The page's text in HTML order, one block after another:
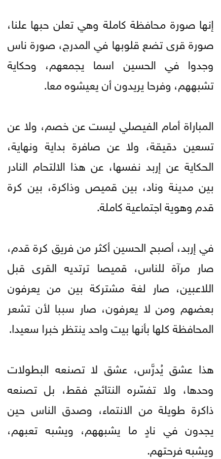
إنها صورة محافظة كاملة وهي تعلن حبها علنا،
صورة قرى تضع قلوبها في المدرج، صورة ناس
وجدوا في الحسين اسما يجمعهم، وحكاية
تشبههم، وفرحا يريدون أن يعيشوه معا.
المباراة أمام الفيصلي ليست عن خصم، ولا عن
تسعين دقيقة، ولا عن صافرة بداية ونهاية،
الحكاية عن إربد نفسها، عن هذا الالتحام النادر
بين مدينة وناد، بين قميص وذاكرة، بين كرة
قدم وهوية اجتماعية كاملة.
في إربد، أصبح الحسين أكثر من فريق كرة قدم،
صار مرآة للناس، قميصا ترتديه القرى قبل
اللاعبين، صار لغة مشتركة بين من يعرفون
بعضهم ومن لا يعرفون، صار سببا لأن تشعر
المحافظة كلها بأنها بيت واحد ينتظر خبرا سعيدا.
هذا عشق يُدرَّس، عشق لا تصنعه البطولات
وحدها، ولا تفسّره النتائج فقط، بل تصنعه
ذاكرة طويلة من الانتماء، وصدق الناس حين
يجدون في نادٍ ما يشبههم، ويشبه تعبهم،
ويشبه فرحتهم.